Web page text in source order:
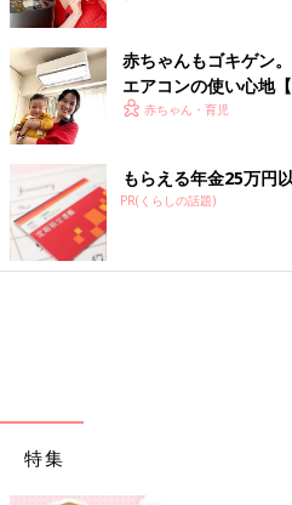
赤ちゃんもゴキゲン
エアコンの使い心地
赤ちゃん・育児
もらえる年金25万円
PR(くらしの話題)
特集